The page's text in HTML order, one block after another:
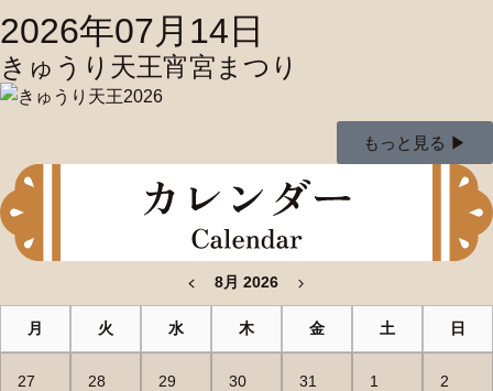
2026年07月14日
きゅうり天王宵宮まつり
もっと見る ▶︎
8月 2026
月 火 水 木 金 土 日
27 28 29 30 31 1 2